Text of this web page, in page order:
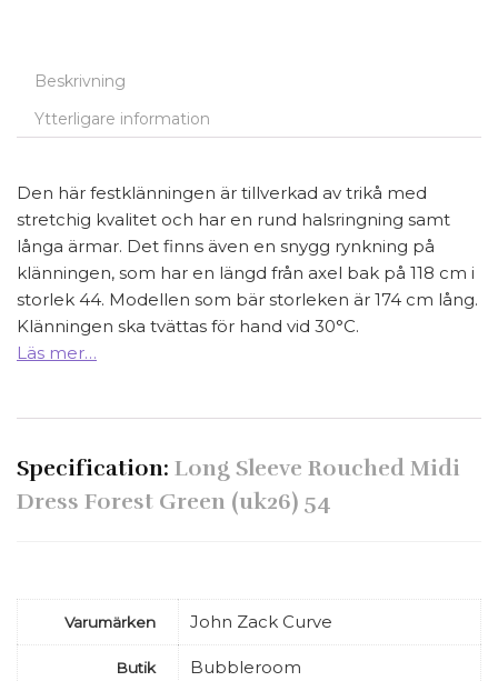
Beskrivning
Ytterligare information
Den här festklänningen är tillverkad av trikå med
stretchig kvalitet och har en rund halsringning samt
långa ärmar. Det finns även en snygg rynkning på
klänningen, som har en längd från axel bak på 118 cm i
storlek 44. Modellen som bär storleken är 174 cm lång.
Klänningen ska tvättas för hand vid 30°C.
Läs mer…
Specification: Long Sleeve Rouched Midi
Dress Forest Green (uk26) 54
Varumärken John Zack Curve
Butik Bubbleroom